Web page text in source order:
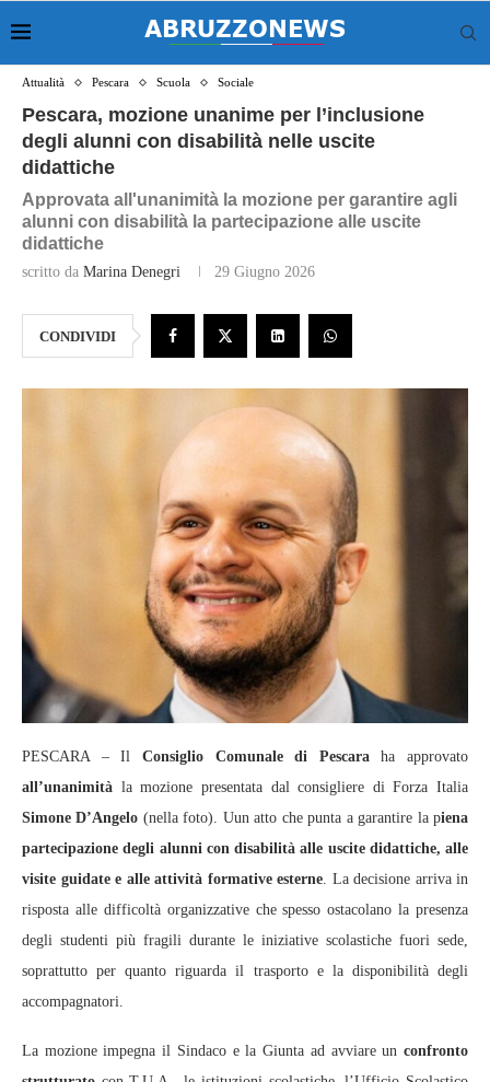
Attualità Pescara Scuola Sociale
Pescara, mozione unanime per l’inclusione
degli alunni con disabilità nelle uscite
didattiche
Approvata all'unanimità la mozione per garantire agli
alunni con disabilità la partecipazione alle uscite
didattiche
scritto da Marina Denegri 29 Giugno 2026
CONDIVIDI
PESCARA – Il Consiglio Comunale di Pescaraha approvato
all’unanimità la mozione presentata dal consigliere di Forza Italia
Simone D’Angelo (nella foto). Uun atto che punta a garantire la piena
partecipazione degli alunni con disabilità alle uscite didattiche, alle
visite guidate e alle attività formative esterne. La decisione arriva in
risposta alle difficoltà organizzative che spesso ostacolano la presenza
degli studenti più fragili durante le iniziative scolastiche fuori sede,
soprattutto per quanto riguarda il trasporto e la disponibilità degli
accompagnatori.
La mozione impegna il Sindaco e la Giunta ad avviare un confronto